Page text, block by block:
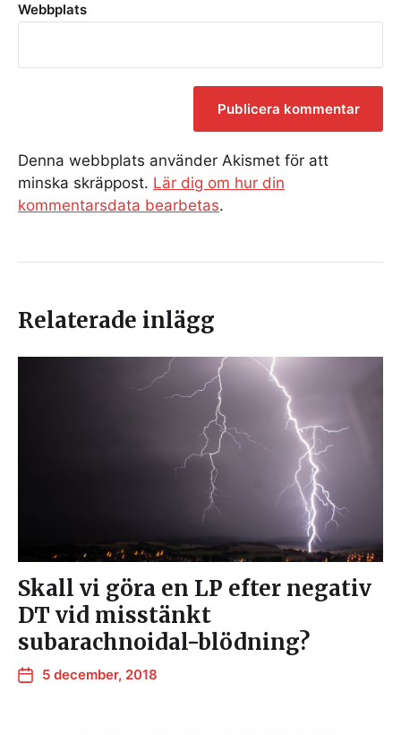
Webbplats
Denna webbplats använder Akismet för att
minska skräppost. Lär dig om hur din
kommentarsdata bearbetas.
Relaterade inlägg
Skall vi göra en LP efter negativ
DT vid misstänkt
subarachnoidal-blödning?
5 december, 2018